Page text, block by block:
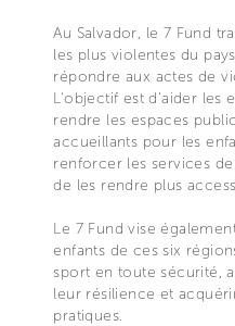
Au Salvador, le 7 Fund
les plus violentes du
répondre aux actes de
L'objectif est d'aider les
rendre les espaces
accueillants pour les
renforcer les services
de les rendre plus
Le 7 Fund vise
enfants de ces six
sport en toute sécurité,
leur résilience et
pratiques.